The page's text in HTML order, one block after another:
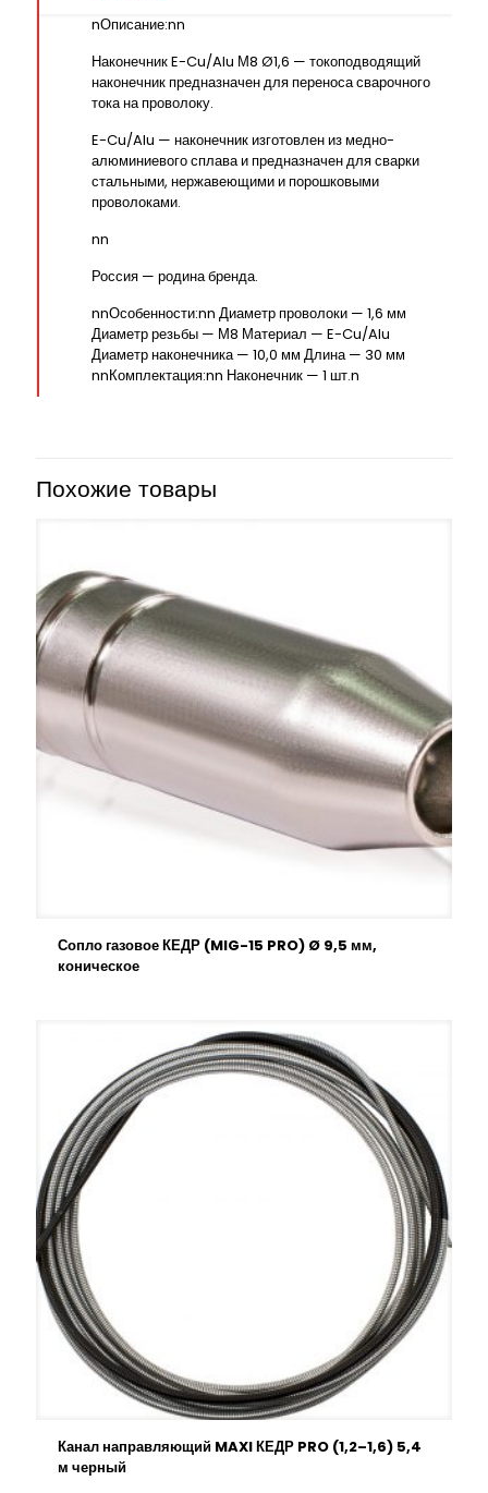
nОписание:nn
Наконечник E-Cu/Alu М8 Ø1,6 — токоподводящий
наконечник предназначен для переноса сварочного
тока на проволоку.
E-Cu/Alu — наконечник изготовлен из медно-
алюминиевого сплава и предназначен для сварки
стальными, нержавеющими и порошковыми
проволоками.
nn
Россия — родина бренда.
nnОсобенности:nn Диаметр проволоки — 1,6 мм
Диаметр резьбы — М8 Материал — E-Cu/Alu
Диаметр наконечника — 10,0 мм Длина — 30 мм
nnКомплектация:nn Наконечник — 1 шт.n
Похожие товары
Сопло газовое КЕДР (MIG-15 PRO) Ø 9,5 мм,
коническое
Канал направляющий MAXI КЕДР PRO (1,2–1,6) 5,4
м черный